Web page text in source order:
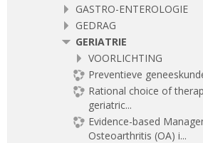
GASTRO-ENTEROLOGIE
GEDRAG
GERIATRIE
VOORLICHTING
Preventieve
Rational choice of
geriatric...
Evidence-based
Osteoarthritis (OA) i...